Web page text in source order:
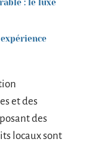
: le luxe
et des
des
locaux sont